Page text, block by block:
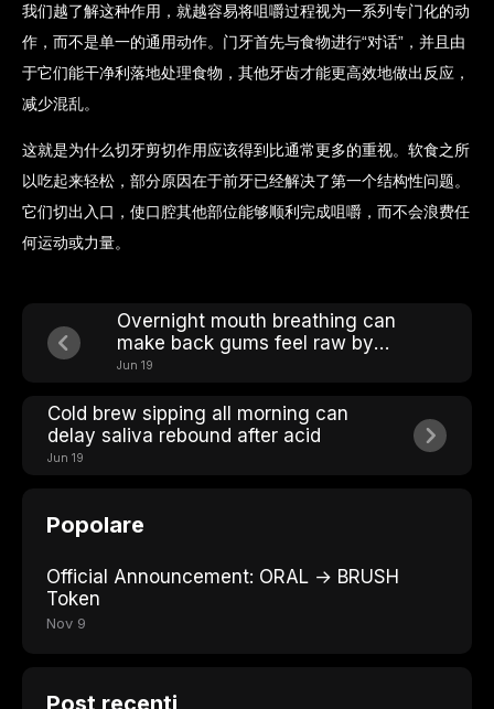
我们越了解这种作用，就越容易将咀嚼过程视为一系列专门化的动
作，而不是单一的通用动作。门牙首先与食物进行“对话”，并且由
于它们能干净利落地处理食物，其他牙齿才能更高效地做出反应，
减少混乱。
这就是为什么切牙剪切作用应该得到比通常更多的重视。软食之所
以吃起来轻松，部分原因在于前牙已经解决了第一个结构性问题。
它们切出入口，使口腔其他部位能够顺利完成咀嚼，而不会浪费任
何运动或力量。
Overnight mouth breathing can
make back gums feel raw by
breakfast
Jun 19
Cold brew sipping all morning can
delay saliva rebound after acid
Jun 19
Popolare
Official Announcement: ORAL → BRUSH
Token
Nov 9
Post recenti